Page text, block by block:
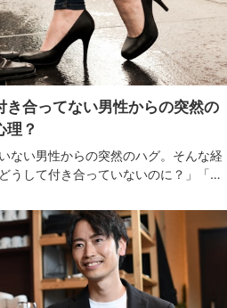
き合ってない男性からの突然の
理？
ない男性からの突然のハグ。そんな経
うして付き合っていないのに？」「ど
いないのにハグ。一体どんな心理が隠
か。